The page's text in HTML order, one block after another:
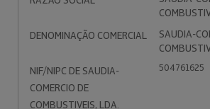
DENOMINAÇÃO COMERCIAL
SAUDIA-
NIF/NIPC DE SAUDIA-
COMERCIO DE
COMBUSTIVEIS, LDA.
504761625